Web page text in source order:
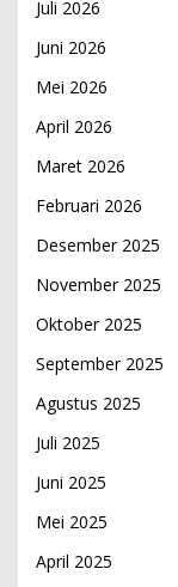
Juli 2026
Juni 2026
Mei 2026
April 2026
Maret 2026
Februari 2026
Desember 2025
November 2025
Oktober 2025
September 2025
Agustus 2025
Juli 2025
Juni 2025
Mei 2025
April 2025